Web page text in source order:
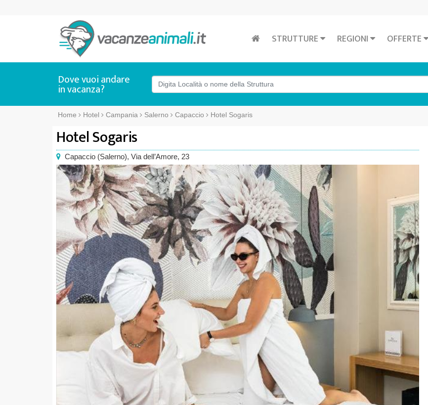
STRUTTURE REGIONI OFFERTE
Dove vuoi andare
in vacanza?
Home Hotel Campania Salerno Capaccio Hotel Sogaris
Hotel Sogaris
Capaccio (Salerno), Via dell’Amore, 23